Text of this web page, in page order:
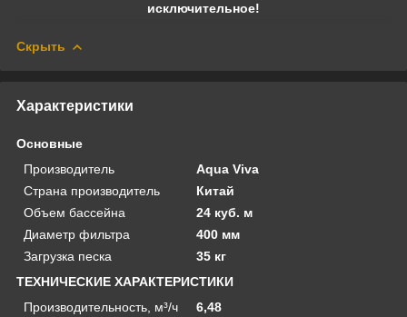
исключительное!
Скрыть
Характеристики
Основные
Производитель
Aqua Viva
Страна производитель
Китай
Объем бассейна
24 куб. м
Диаметр фильтра
400 мм
Загрузка песка
35 кг
ТЕХНИЧЕСКИЕ ХАРАКТЕРИСТИКИ
Производительность, м³/ч
6,48